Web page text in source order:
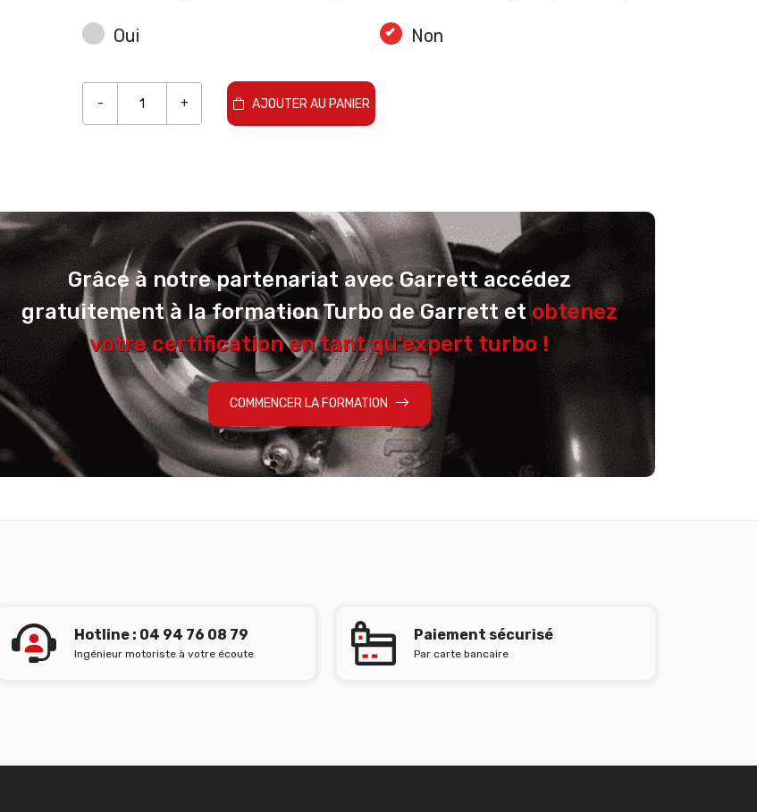
Oui Non
- + AJOUTER AU PANIER
Grâce à notre partenariat avec Garrett accédez
gratuitement à la formation Turbo de Garrett etobtenez
votre certification en tant qu'expert turbo !
COMMENCER LA FORMATION
Hotline : 04 94 76 08 79
Ingénieur motoriste à votre écoute
Paiement sécurisé
Par carte bancaire